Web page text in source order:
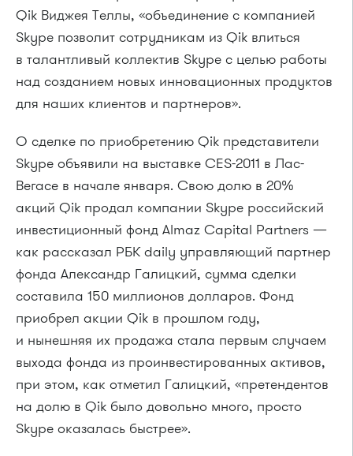
Qik Виджея Теллы, «объединение с компанией
Skype позволит сотрудникам из Qik влиться
в талантливый коллектив Skype с целью работы
над созданием новых инновационных продуктов
для наших клиентов и партнеров».
О сделке по приобретению Qik представители
Skype объявили на выставке CES-2011 в Лас-
Вегасе в начале января. Свою долю в 20%
акций Qik продал компании Skype российский
инвестиционный фонд Almaz Capital Partners —
как рассказал РБК daily управляющий партнер
фонда Александр Галицкий, сумма сделки
составила 150 миллионов долларов. Фонд
приобрел акции Qik в прошлом году,
и нынешняя их продажа стала первым случаем
выхода фонда из проинвестированных активов,
при этом, как отметил Галицкий, «претендентов
на долю в Qik было довольно много, просто
Skype оказалась быстрее».